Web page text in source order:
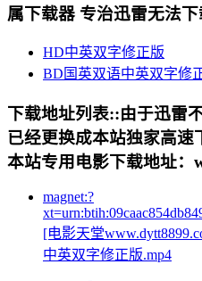
属下载器 专治迅雷无法下
HD中英双字修正版
BD国英双语中英双字修
下载地址列表::由于迅雷
已经更换成本站独家高速
本站专用电影下载地址：
magnet:?
[电影天堂
中英双字修正版.mp4